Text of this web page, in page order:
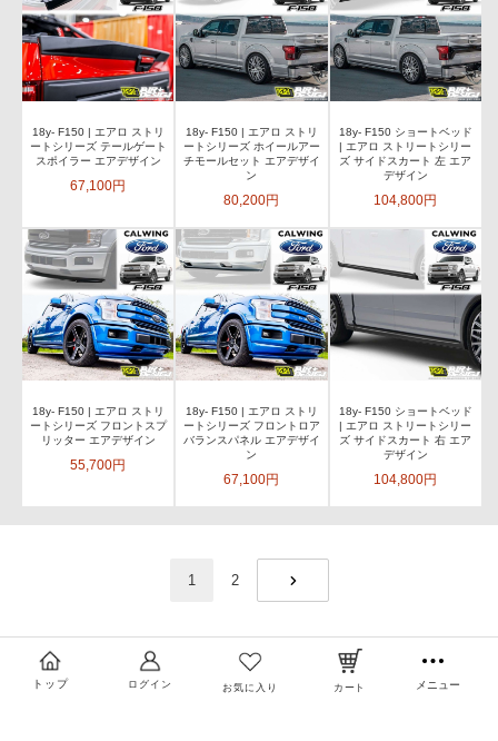
18y- F150 | エアロ ストリ
ートシリーズ テールゲート
スポイラー エアデザイン
67,100円
18y- F150 | エアロ ストリ
ートシリーズ ホイールアー
チモールセット エアデザイ
ン
80,200円
18y- F150 ショートベッド
| エアロ ストリートシリー
ズ サイドスカート 左 エア
デザイン
104,800円
18y- F150 | エアロ ストリ
ートシリーズ フロントスプ
リッター エアデザイン
55,700円
18y- F150 | エアロ ストリ
ートシリーズ フロントロア
バランスパネル エアデザイ
ン
67,100円
18y- F150 ショートベッド
| エアロ ストリートシリー
ズ サイドスカート 右 エア
デザイン
104,800円
1
2
トップ ログイン お気に入り カート メニュー